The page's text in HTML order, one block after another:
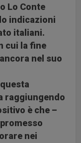
Lo Conte
indicazioni
italiani.
cui la fine
nel suo
raggiungendo
è che –
nei